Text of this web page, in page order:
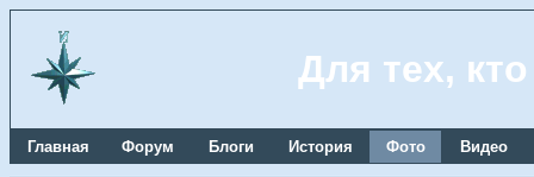
Для тех,
Главная Форум Блоги История Фото Видео